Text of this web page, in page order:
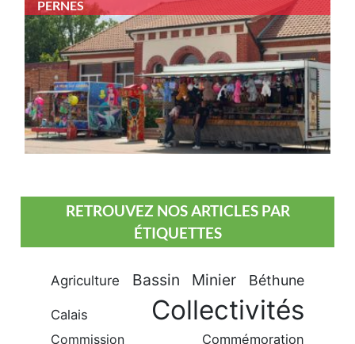
PERNES
RETROUVEZ NOS ARTICLES PAR
ÉTIQUETTES
Agriculture Bassin Minier Béthune
Calais Collectivités
Commission Commémoration